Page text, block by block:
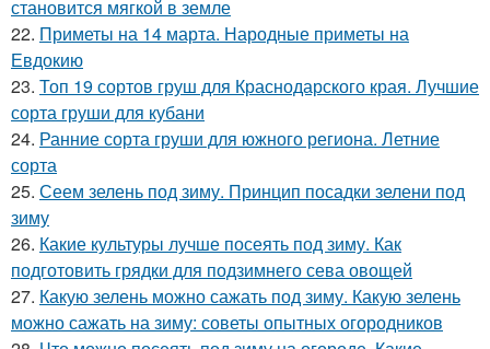
становится мягкой в земле
22. Приметы на 14 марта. Народные приметы на
Евдокию
23. Топ 19 сортов груш для Краснодарского края. Лучшие
сорта груши для кубани
24. Ранние сорта груши для южного региона. Летние
сорта
25. Сеем зелень под зиму. Принцип посадки зелени под
зиму
26. Какие культуры лучше посеять под зиму. Как
подготовить грядки для подзимнего сева овощей
27. Какую зелень можно сажать под зиму. Какую зелень
можно сажать на зиму: советы опытных огородников